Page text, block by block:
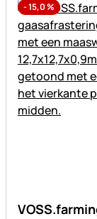
-15,0%